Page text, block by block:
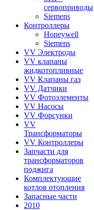
сервоприводы
Siemens
Контроллеры
Honeywell
Siemens
VV Электроды
VV клапаны
жидкотопливные
VV Клапаны газ
VV Датчики
VV Фотоэлементы
VV Насосы
VV Форсунки
VV
Трансформаторы
VV Контроллеры
Запчасти для
трансформаторов
поджига
Комплектующие
котлов отопления
Запасные части
2010